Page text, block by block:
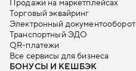
Продажи на маркетплейсах
Торговый эквайринг
Электронный документооборот
Транспортный ЭДО
QR-платежи
Все сервисы для бизнеса
БОНУСЫ И КЕШБЭК